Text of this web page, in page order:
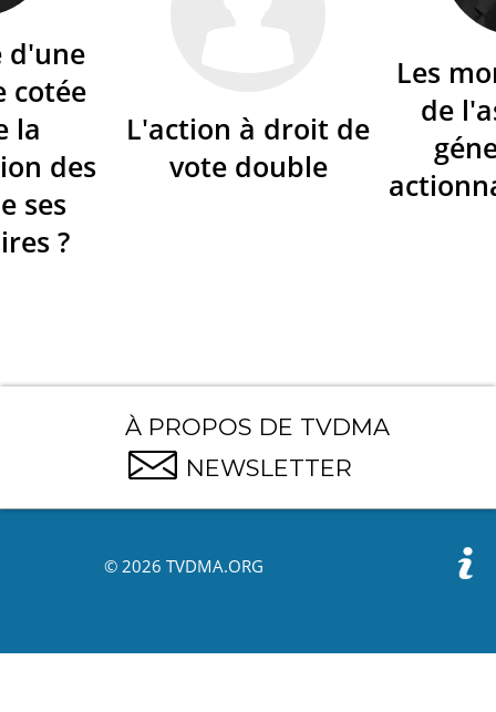
d'une
cotée
la
des
ses
?
L'action à droit de
vote double
Les
de
À PROPOS DE TVDMA
NEWSLETTER
© 2026 TVDMA.ORG